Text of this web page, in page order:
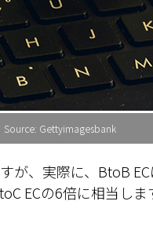
Source: Gettyimagesbank
、実際に、BtoB
ECの6倍に相当し